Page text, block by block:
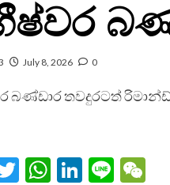
July 8, 2026 0
Twitter
WhatsApp
LinkedIn
Line